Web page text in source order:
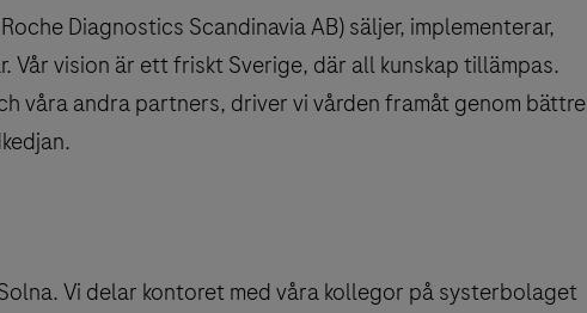
Diagnostics Scandinavia AB) säljer, implementerar,
vision är ett friskt Sverige, där all kunskap tillämpas.
våra andra partners, driver vi vården framåt genom bättre
Vi delar kontoret med våra kollegor på systerbolaget